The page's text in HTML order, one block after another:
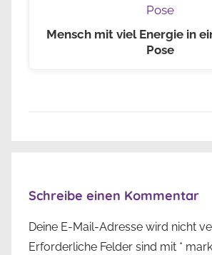
Mensch mit viel Energie in
Pose
Schreibe einen Kommentar
Deine E-Mail-Adresse wird nicht
Erforderliche Felder sind mit *